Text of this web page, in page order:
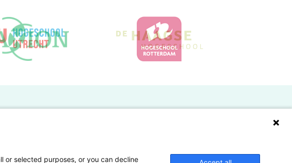
vragen
Lectoren en onderzoekers
or selected purposes, or you can decline